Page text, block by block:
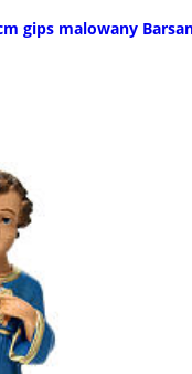
gips malowany